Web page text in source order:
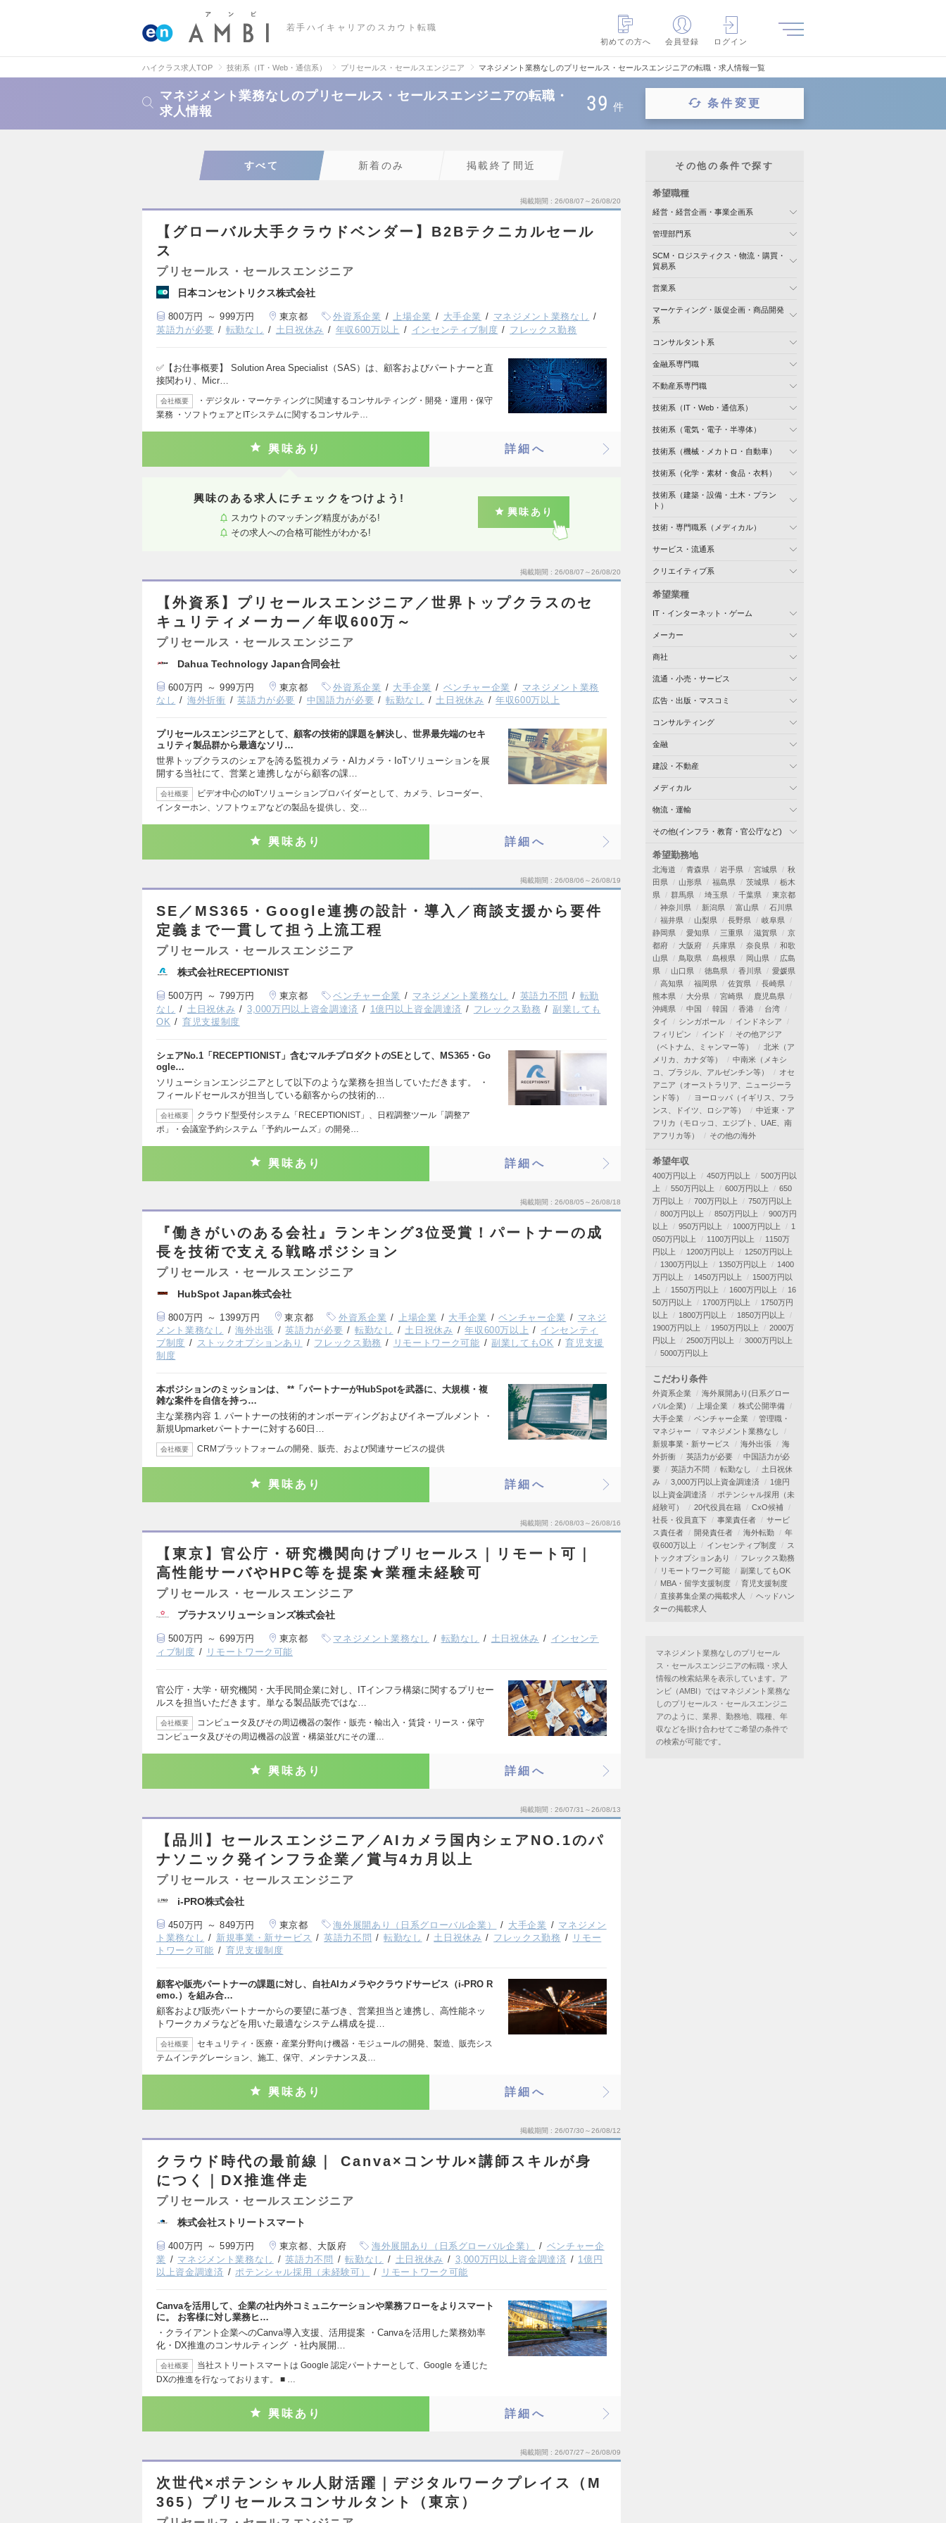
若手ハイキャリアのスカウト転職
初めての方へ
会員登録 ログイン
ハイクラス求人TOP 技術系（IT・Web・通信系） プリセールス・セールスエンジニア マネジメント業務なしのプリセールス・セールスエンジニアの転職・求人情報一覧
マネジメント業務なしのプリセールス・セールスエンジニアの転職・
求人情報
39 件 条件変更
すべて 新着のみ 掲載終了間近
掲載期間 26/08/07～26/08/20
【グローバル大手クラウドベンダー】B2Bテクニカルセール
ス
プリセールス・セールスエンジニア
日本コンセントリクス株式会社
800万円 ～ 999万円 東京都 外資系企業 上場企業 大手企業
マネジメント業務なし
英語力が必要
転勤なし 土日祝休み 年収600万以上 インセンティブ制度 フレックス勤務
✅【お仕事概要】 Solution Area Specialist（SAS）は、顧客およびパートナーと直
接関わり、Micr…
会社概要
・デジタル・マーケティングに関連するコンサルティング・開発・運用・保守
業務 ・ソフトウェアとITシステムに関するコンサルテ…
興味あり 詳細へ
興味のある求人にチェックをつけよう!
スカウトのマッチング精度があがる!
その求人への合格可能性がわかる!
興味あり
掲載期間 26/08/07～26/08/20
【外資系】プリセールスエンジニア／世界トップクラスのセ
キュリティメーカー／年収600万～
プリセールス・セールスエンジニア
Dahua Technology Japan合同会社
600万円 ～ 999万円 東京都 外資系企業 大手企業 ベンチャー企業
マネジメント業務
なし
海外折衝 英語力が必要 中国語力が必要 転勤なし 土日祝休み 年収600万以上
プリセールスエンジニアとして、顧客の技術的課題を解決し、世界最先端のセキ
ュリティ製品群から最適なソリ…
世界トップクラスのシェアを誇る監視カメラ・AIカメラ・IoTソリューションを展
開する当社にて、営業と連携しながら顧客の課…
会社概要
ビデオ中心のIoTソリューションプロバイダーとして、カメラ、レコーダー、
インターホン、ソフトウェアなどの製品を提供し、交…
興味あり 詳細へ
掲載期間 26/08/06～26/08/19
SE／MS365・Google連携の設計・導入／商談支援から要件
定義まで一貫して担う上流工程
プリセールス・セールスエンジニア
株式会社RECEPTIONIST
500万円 ～ 799万円 東京都 ベンチャー企業 マネジメント業務なし 英語力不問
転勤
なし
土日祝休み 3,000万円以上資金調達済 1億円以上資金調達済 フレックス勤務
副業しても
OK
育児支援制度
シェアNo.1「RECEPTIONIST」含むマルチプロダクトのSEとして、MS365・Go
ogle…
ソリューションエンジニアとして以下のような業務を担当していただきます。 ・
フィールドセールスが担当している顧客からの技術的…
会社概要
クラウド型受付システム「RECEPTIONIST」、日程調整ツール「調整ア
ポ」・会議室予約システム「予約ルームズ」の開発…
興味あり 詳細へ
掲載期間 26/08/05～26/08/18
『働きがいのある会社』ランキング3位受賞！パートナーの成
長を技術で支える戦略ポジション
プリセールス・セールスエンジニア
HubSpot Japan株式会社
800万円 ～ 1399万円 東京都 外資系企業 上場企業 大手企業 ベンチャー企業
マネジ
メント業務なし
海外出張 英語力が必要 転勤なし 土日祝休み 年収600万以上
インセンティ
ブ制度
ストックオプションあり フレックス勤務 リモートワーク可能 副業してもOK
育児支援
制度
本ポジションのミッションは、 **「パートナーがHubSpotを武器に、大規模・複
雑な案件を自信を持っ…
主な業務内容 1. パートナーの技術的オンボーディングおよびイネーブルメント ・
新規Upmarketパートナーに対する60日…
会社概要 CRMプラットフォームの開発、販売、および関連サービスの提供
興味あり 詳細へ
掲載期間 26/08/03～26/08/16
【東京】官公庁・研究機関向けプリセールス｜リモート可｜
高性能サーバやHPC等を提案★業種未経験可
プリセールス・セールスエンジニア
プラナスソリューションズ株式会社
500万円 ～ 699万円 東京都 マネジメント業務なし 転勤なし 土日祝休み
インセンテ
ィブ制度
リモートワーク可能
官公庁・大学・研究機関・大手民間企業に対し、ITインフラ構築に関するプリセー
ルスを担当いただきます。単なる製品販売ではな…
会社概要
コンピュータ及びその周辺機器の製作・販売・輸出入・賃貸・リース・保守
コンピュータ及びその周辺機器の設置・構築並びにその運…
興味あり 詳細へ
掲載期間 26/07/31～26/08/13
【品川】セールスエンジニア／AIカメラ国内シェアNO.1のパ
ナソニック発インフラ企業／賞与4カ月以上
プリセールス・セールスエンジニア
i-PRO株式会社
450万円 ～ 849万円 東京都 海外展開あり（日系グローバル企業） 大手企業
マネジメン
ト業務なし
新規事業・新サービス 英語力不問 転勤なし 土日祝休み フレックス勤務
リモー
トワーク可能
育児支援制度
顧客や販売パートナーの課題に対し、自社AIカメラやクラウドサービス（i-PRO R
emo.）を組み合…
顧客および販売パートナーからの要望に基づき、営業担当と連携し、高性能ネッ
トワークカメラなどを用いた最適なシステム構成を提…
会社概要
セキュリティ・医療・産業分野向け機器・モジュールの開発、製造、販売シス
テムインテグレーション、施工、保守、メンテナンス及…
興味あり 詳細へ
掲載期間 26/07/30～26/08/12
クラウド時代の最前線｜ Canva×コンサル×講師スキルが身
につく｜DX推進伴走
プリセールス・セールスエンジニア
株式会社ストリートスマート
400万円 ～ 599万円 東京都、大阪府 海外展開あり（日系グローバル企業）
ベンチャー企
業
マネジメント業務なし 英語力不問 転勤なし 土日祝休み 3,000万円以上資金調達済
1億円
以上資金調達済
ポテンシャル採用（未経験可） リモートワーク可能
Canvaを活用して、企業の社内外コミュニケーションや業務フローをよりスマート
に。 お客様に対し業務ヒ…
・クライアント企業へのCanva導入支援、活用提案 ・Canvaを活用した業務効率
化・DX推進のコンサルティング ・社内展開…
会社概要
当社ストリートスマートは Google 認定パートナーとして、Google を通じた
DXの推進を行なっております。 ■ …
興味あり 詳細へ
掲載期間 26/07/27～26/08/09
次世代×ポテンシャル人財活躍｜デジタルワークプレイス（M
365）プリセールスコンサルタント（東京）
その他の条件で探す
希望職種
経営・経営企画・事業企画系
管理部門系
SCM・ロジスティクス・物流・購買・
貿易系
営業系
マーケティング・販促企画・商品開発
系
コンサルタント系
金融系専門職
不動産系専門職
技術系（IT・Web・通信系）
技術系（電気・電子・半導体）
技術系（機械・メカトロ・自動車）
技術系（化学・素材・食品・衣料）
技術系（建築・設備・土木・プラン
ト）
技術・専門職系（メディカル）
サービス・流通系
クリエイティブ系
希望業種
IT・インターネット・ゲーム
メーカー
商社
流通・小売・サービス
広告・出版・マスコミ
コンサルティング
金融
建設・不動産
メディカル
物流・運輸
その他(インフラ・教育・官公庁など)
希望勤務地
北海道 青森県 岩手県 宮城県
秋
田県
山形県 福島県 茨城県
栃木
県
群馬県 埼玉県 千葉県
東京都
神奈川県
新潟県 富山県
石川県
福井県
山梨県 長野県
岐阜県
静岡県
愛知県 三重県 滋賀県
京
都府
大阪府 兵庫県 奈良県
和歌
山県
鳥取県 島根県 岡山県
広島
県
山口県 徳島県 香川県
愛媛県
高知県
福岡県 佐賀県
長崎県
熊本県
大分県 宮崎県
鹿児島県
沖縄県
中国 韓国 香港
台湾
タイ
シンガポール
インドネシア
フィリピン
インド
その他アジア
（ベトナム、ミャンマー等）
北米（ア
メリカ、カナダ等）
中南米（メキシ
コ、ブラジル、アルゼンチン等）
オセ
アニア（オーストラリア、ニュージーラ
ンド等）
ヨーロッパ（イギリス、フラ
ンス、ドイツ、ロシア等）
中近東・ア
フリカ（モロッコ、エジプト、UAE、南
アフリカ等）
その他の海外
希望年収
400万円以上 450万円以上
500万円以
上
550万円以上 600万円以上
650
万円以上
700万円以上
750万円以上
800万円以上
850万円以上
900万円
以上
950万円以上 1000万円以上
1
050万円以上
1100万円以上
1150万
円以上
1200万円以上
1250万円以上
1300万円以上
1350万円以上
1400
万円以上
1450万円以上
1500万円以
上
1550万円以上 1600万円以上
16
50万円以上
1700万円以上
1750万円
以上
1800万円以上
1850万円以上
1900万円以上
1950万円以上
2000万
円以上
2500万円以上
3000万円以上
5000万円以上
こだわり条件
外資系企業
海外展開あり(日系グロー
バル企業)
上場企業
株式公開準備
大手企業
ベンチャー企業
管理職・
マネジャー
マネジメント業務なし
新規事業・新サービス
海外出張
海
外折衝
英語力が必要
中国語力が必
要
英語力不問 転勤なし
土日祝休
み
3,000万円以上資金調達済
1億円
以上資金調達済
ポテンシャル採用（未
経験可）
20代役員在籍
CxO候補
社長・役員直下
事業責任者
サービ
ス責任者
開発責任者 海外転勤
年
収600万以上
インセンティブ制度
ス
トックオプションあり
フレックス勤務
リモートワーク可能
副業してもOK
MBA・留学支援制度
育児支援制度
直接募集企業の掲載求人
ヘッドハン
ターの掲載求人
マネジメント業務なしのプリセール
ス・セールスエンジニアの転職・求人
情報の検索結果を表示しています。ア
ンビ（AMBI）ではマネジメント業務な
しのプリセールス・セールスエンジニ
アのように、業界、勤務地、職種、年
収などを掛け合わせてご希望の条件で
の検索が可能です。